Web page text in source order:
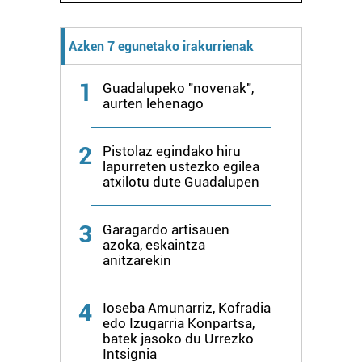
Webgune honek cookie propioak eta hirugarrenen cookie-
fitxategiak erabiltzen ditu. Zure esperientzia eta
zerbitzuak hobetzeko asmoz, cookie teknologiaz
baliatzen gara. Ohar hau onartuz gero, teknologia hori
erabiltzeko baimen esplizitua ematen diguzu.
Azken 7 egunetako irakurrienak
1
Guadalupeko "novenak",
aurten lehenago
2
Pistolaz egindako hiru
lapurreten ustezko egilea
atxilotu dute Guadalupen
3
Garagardo artisauen
azoka, eskaintza
anitzarekin
4
Ioseba Amunarriz, Kofradia
edo Izugarria Konpartsa,
batek jasoko du Urrezko
Intsignia